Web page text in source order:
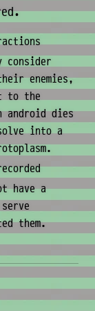
consider
enemies,
to the
android dies
into a
have a
them.